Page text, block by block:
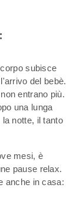
subisce
del bebè.
entrano più.
una lunga
notte, il tanto
mesi, è
pause relax.
anche in casa: